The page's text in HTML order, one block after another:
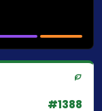
#1388